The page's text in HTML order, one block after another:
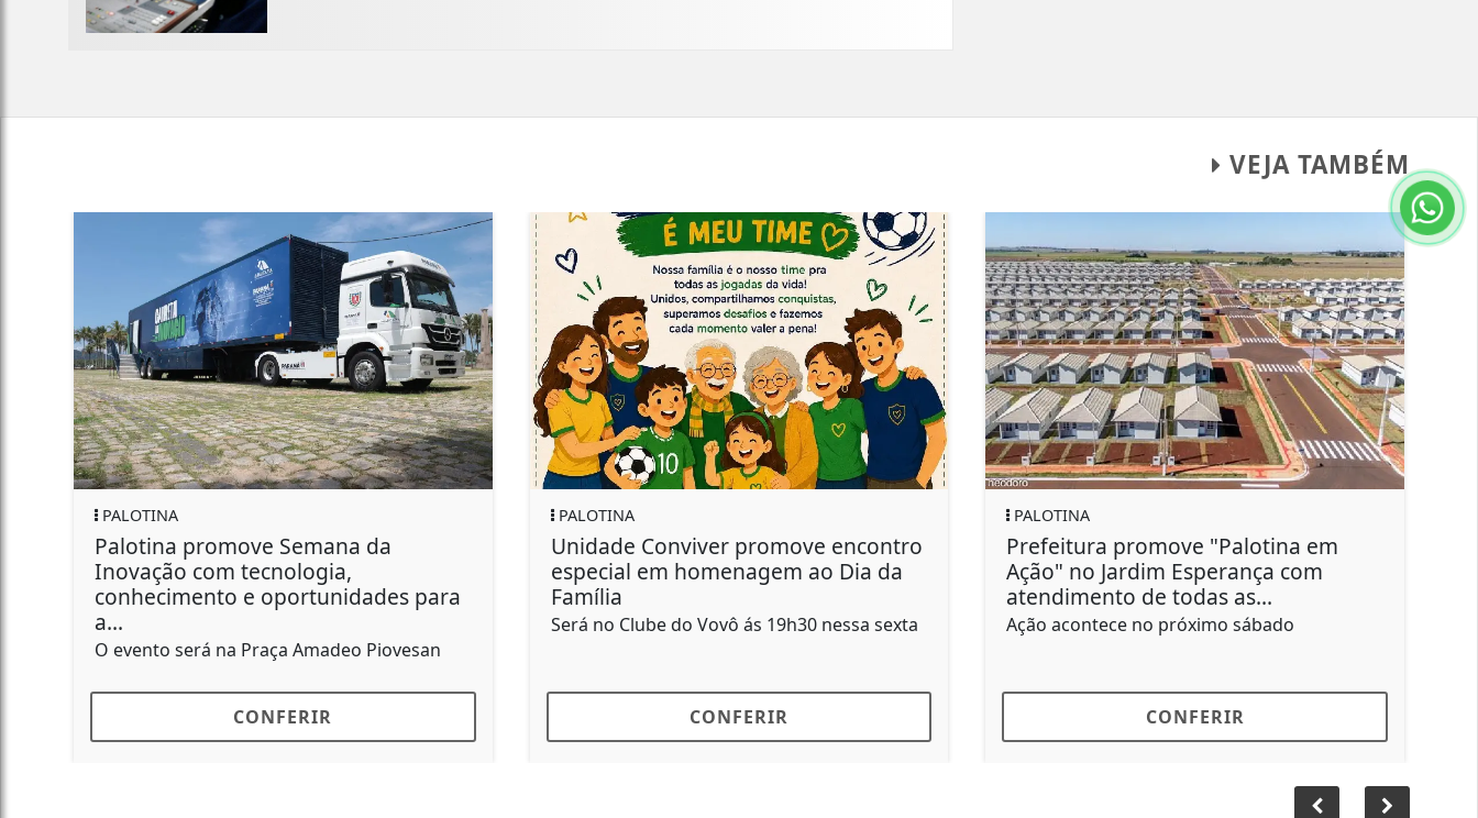
VEJA TAMBÉM
promove Semana da
com tecnologia,
e oportunidades para
na Praça Amadeo Piovesan
Unidade Conviver promove encontro
especial em homenagem ao Dia da
Família
Será no Clube do Vovô ás 19h30 nessa sexta
Prefeitura promove "Palotina em
Ação" no Jardim Esperança com
atendimento de todas as...
Ação acontece no próximo sábado
Boletim Informativo
escorpiões
em 2026
31 casos leves foram